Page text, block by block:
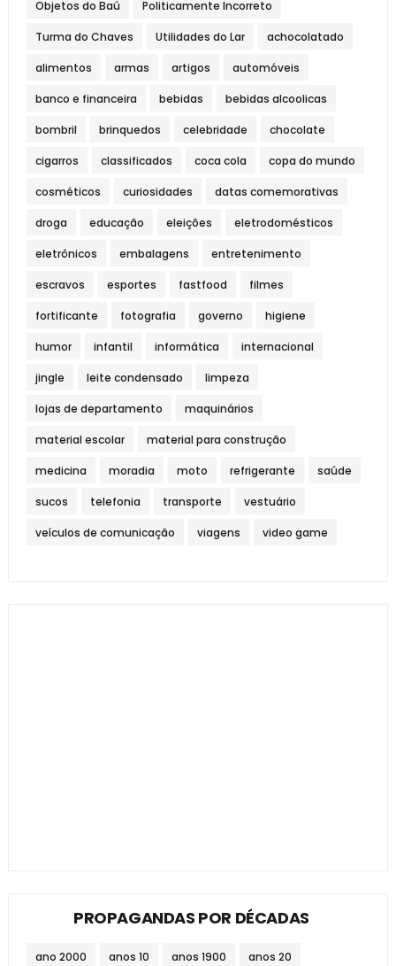
Objetos do Baú Politicamente Incorreto
Turma do Chaves Utilidades do Lar achocolatado
alimentos armas artigos automóveis
banco e financeira bebidas bebidas alcoolicas
bombril brinquedos celebridade chocolate
cigarros classificados coca cola copa do mundo
cosméticos curiosidades datas comemorativas
droga educação eleições eletrodomésticos
eletrônicos embalagens entretenimento
escravos esportes fastfood filmes
fortificante fotografia governo higiene
humor infantil informática internacional
jingle leite condensado limpeza
lojas de departamento maquinários
material escolar material para construção
medicina moradia moto refrigerante saúde
sucos telefonia transporte vestuário
veículos de comunicação viagens video game
PROPAGANDAS POR DÉCADAS
ano 2000 anos 10 anos 1900 anos 20